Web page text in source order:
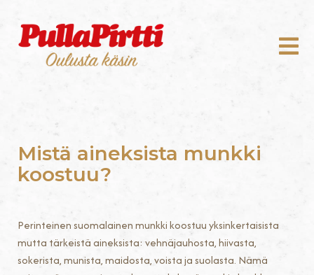
Mistä aineksista munkki
koostuu?
Perinteinen suomalainen munkki koostuu yksinkertaisista
mutta tärkeistä aineksista: vehnäjauhosta, hiivasta,
sokerista, munista, maidosta, voista ja suolasta. Nämä